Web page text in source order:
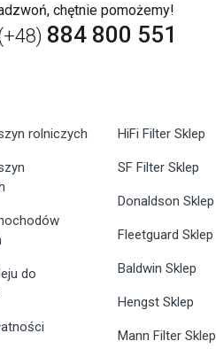
chętnie pomożemy!
884 800 551
rolniczych
do
HiFi Filter Sklep
SF Filter Sklep
Donaldson Sklep
Fleetguard Sklep
Baldwin Sklep
Hengst Sklep
Mann Filter Sklep